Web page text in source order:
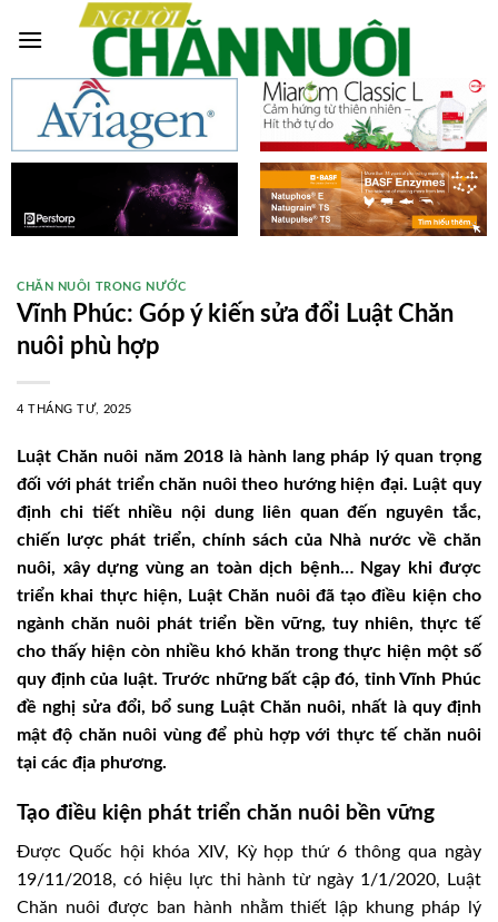
CHĂN NUÔI TRONG NƯỚC
Vĩnh Phúc: Góp ý kiến sửa đổi Luật Chăn
nuôi phù hợp
4 THÁNG TƯ, 2025
Luật Chăn nuôi năm 2018 là hành lang pháp lý quan trọng
đối với phát triển chăn nuôi theo hướng hiện đại. Luật quy
định chi tiết nhiều nội dung liên quan đến nguyên tắc,
chiến lược phát triển, chính sách của Nhà nước về chăn
nuôi, xây dựng vùng an toàn dịch bệnh… Ngay khi được
triển khai thực hiện, Luật Chăn nuôi đã tạo điều kiện cho
ngành chăn nuôi phát triển bền vững, tuy nhiên, thực tế
cho thấy hiện còn nhiều khó khăn trong thực hiện một số
quy định của luật. Trước những bất cập đó, tỉnh Vĩnh Phúc
đề nghị sửa đổi, bổ sung Luật Chăn nuôi, nhất là quy định
mật độ chăn nuôi vùng để phù hợp với thực tế chăn nuôi
tại các địa phương.
Tạo điều kiện phát triển chăn nuôi bền vững
Được Quốc hội khóa XIV, Kỳ họp thứ 6 thông qua ngày
19/11/2018, có hiệu lực thi hành từ ngày 1/1/2020, Luật
Chăn nuôi được ban hành nhằm thiết lập khung pháp lý